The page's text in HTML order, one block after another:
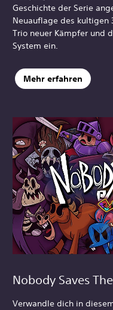
Geschichte der Serie
Neuauflage des
Trio neuer Kämpfer und
System ein.
Mehr erfahren
Nobody Saves
Verwandle dich in